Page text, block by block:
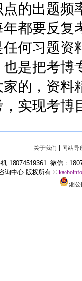
的出题频
都要反复
何习题资
是把考博
的，资料
实现考博
关于我们 网站导
:18074519361 微信：
询中心 版权所有 ©
湘公